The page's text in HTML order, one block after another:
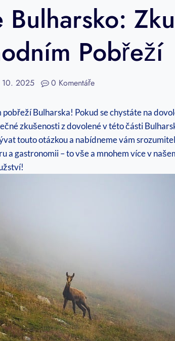
Bulharsko:
Pobřeží
2025 0 Komentáře
Bulharska! Pokud se chystáte na
zkušenosti z dovolené v této části
touto otázkou a nabídneme vám
a gastronomii – to vše a mnohem více v